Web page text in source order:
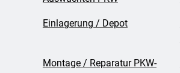
Einlagerung / Depot
Montage / Reparatur PKW-